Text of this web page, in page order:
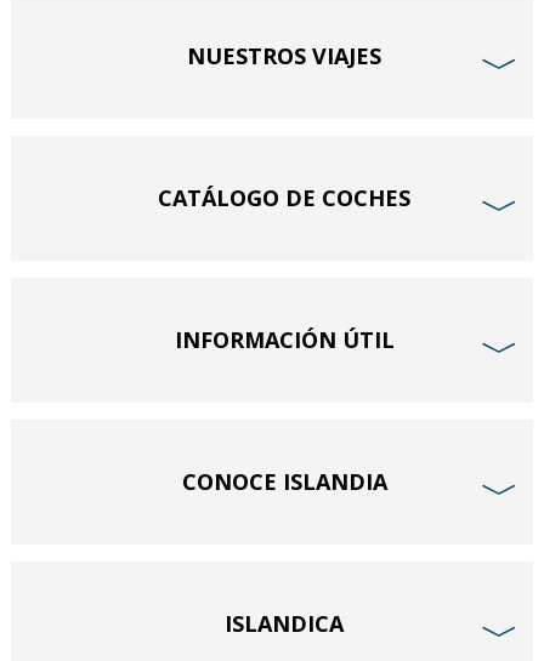
NUESTROS VIAJES ﹀
CATÁLOGO DE COCHES ﹀
INFORMACIÓN ÚTIL ﹀
CONOCE ISLANDIA ﹀
ISLANDICA ﹀